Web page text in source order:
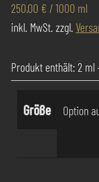
250,00 € / 1000 ml
inkl. MwSt. zzgl.
Produkt enthält: 2 ml
Größe